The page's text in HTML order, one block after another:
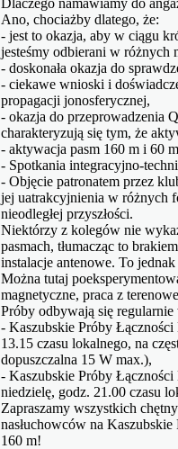
Dlaczego namawiamy do
Ano, chociażby dlatego, że:
- jest to okazja, aby w ciągu
jesteśmy odbierani w różnych
- doskonała okazja do
- ciekawe wnioski i
propagacji jonosferycznej,
- okazja do przeprowadzenia
charakteryzują się tym, że
- aktywacja pasm 160 m i 60
- Spotkania integracyjno-
- Objęcie patronatem przez
jej uatrakcyjnienia w różnych
nieodległej przyszłości.
Niektórzy z kolegów nie
pasmach, tłumacząc to
instalacje antenowe. To
Można tutaj
magnetyczne, praca z
Próby odbywają się
- Kaszubskie Próby
13.15 czasu lokalnego, na
dopuszczalna 15 W max.),
- Kaszubskie Próby
niedzielę, godz. 21.00 czasu
Zapraszamy wszystkich
nasłuchowców na
160 m!